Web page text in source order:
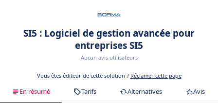
SI5 : Logiciel de gestion avancée pour
entreprises SI5
Aucun avis utilisateurs
Vous êtes éditeur de cette solution ? Réclamer cette page
En résumé Tarifs Alternatives Avis